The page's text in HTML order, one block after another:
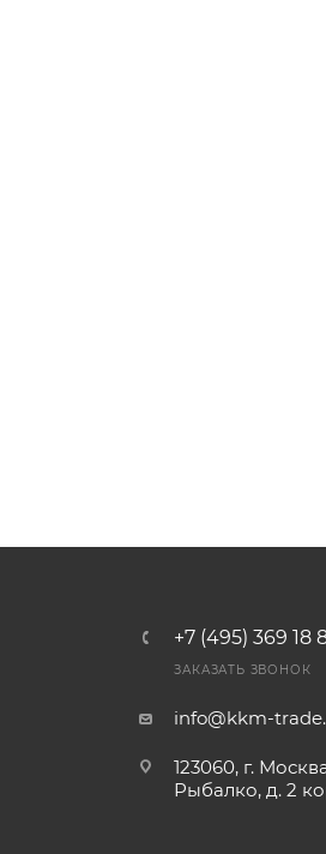
+7 (495) 369 18
ЗАКАЗАТЬ ЗВОНОК
info@kkm-
123060, г.
Рыбалко, д. 2